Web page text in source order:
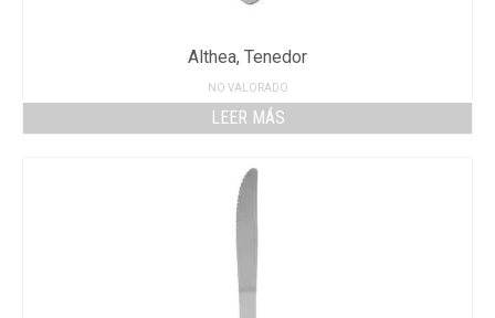
Althea, Tenedor
NO VALORADO
LEER MÁS